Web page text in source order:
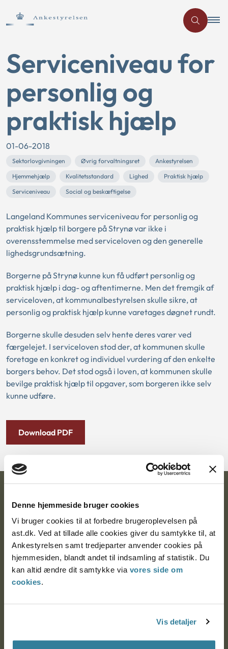
Denne hjemmeside bruger cookies
Vi bruger cookies til at forbedre brugeroplevelsen på
ast.dk. Ved at tillade alle cookies giver du samtykke til, at
Ankestyrelsen samt tredjeparter anvender cookies på
hjemmesiden, blandt andet til indsamling af statistik. Du
kan altid ændre dit samtykke via vores side om
cookies.
Vis detaljer
Serviceniveau for
personlig og
praktisk hjælp
01-06-2018
Sektorlovgivningen Øvrig forvaltningsret
Ankestyrelsen
Hjemmehjælp
Kvalitetsstandard Lighed
Praktisk hjælp
Serviceniveau
Social og beskæftigelse
Langeland Kommunes serviceniveau for personlig og
praktisk hjælp til borgere på Strynø var ikke i
overensstemmelse med serviceloven og den generelle
lighedsgrundsætning.
Borgerne på Strynø kunne kun få udført personlig og
praktisk hjælp i dag- og aftentimerne. Men det fremgik af
serviceloven, at kommunalbestyrelsen skulle sikre, at
personlig og praktisk hjælp kunne varetages døgnet rundt.
Borgerne skulle desuden selv hente deres varer ved
færgelejet. I serviceloven stod der, at kommunen skulle
foretage en konkret og individuel vurdering af den enkelte
borgers behov. Det stod også i loven, at kommunen skulle
bevilge praktisk hjælp til opgaver, som borgeren ikke selv
kunne udføre.
Download PDF
Nytorv 7, 2. sal
9000 Aalborg